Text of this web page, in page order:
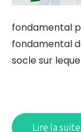
fondamental
fondamental
socle sur
Lire la